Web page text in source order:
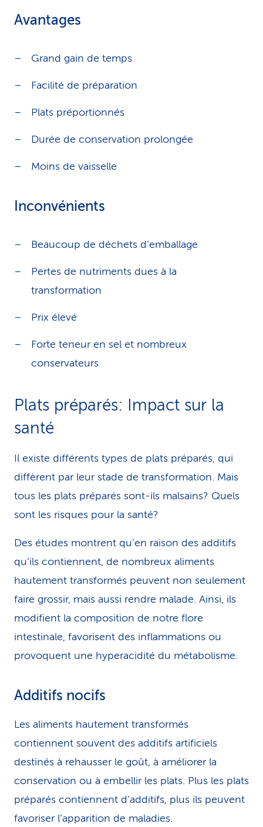
Avantages
Grand gain de temps
Facilité de préparation
Plats préportionnés
Durée de conservation prolongée
Moins de vaisselle
Inconvénients
Beaucoup de déchets d’emballage
Pertes de nutriments dues à la
transformation
Prix élevé
Forte teneur en sel et nombreux
conservateurs
Plats préparés: Impact sur la
santé
Il existe différents types de plats préparés, qui
diffèrent par leur stade de transformation. Mais
tous les plats préparés sont-ils malsains? Quels
sont les risques pour la santé?
Des études montrent qu’en raison des additifs
qu’ils contiennent, de nombreux aliments
hautement transformés peuvent non seulement
faire grossir, mais aussi rendre malade. Ainsi, ils
modifient la composition de notre flore
intestinale, favorisent des inflammations ou
provoquent une hyperacidité du métabolisme.
Additifs nocifs
Les aliments hautement transformés
contiennent souvent des additifs artificiels
destinés à rehausser le goût, à améliorer la
conservation ou à embellir les plats. Plus les plats
préparés contiennent d’additifs, plus ils peuvent
favoriser l’apparition de maladies.